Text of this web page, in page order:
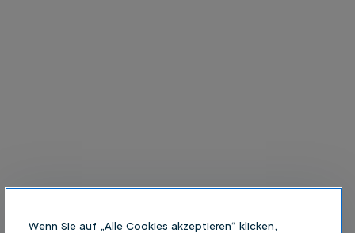
Wenn Sie auf „Alle Cookies akzeptieren“ klicken,